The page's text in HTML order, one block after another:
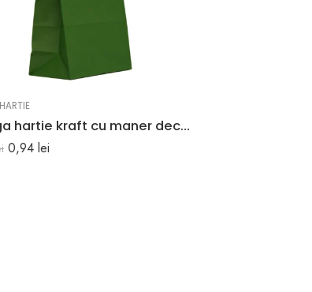
Punga hartie kraft cu maner decupat 14x7x21 cm VERDE INCHIS (TUBORG)
0,94 lei